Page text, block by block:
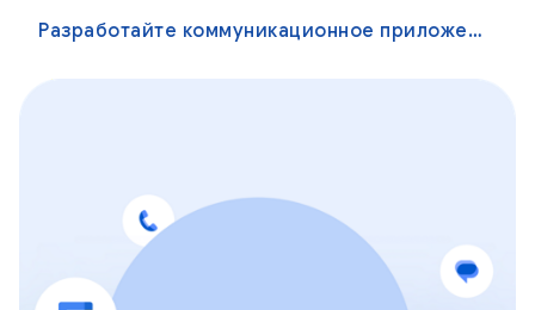
Разработайте коммуникационное приложение